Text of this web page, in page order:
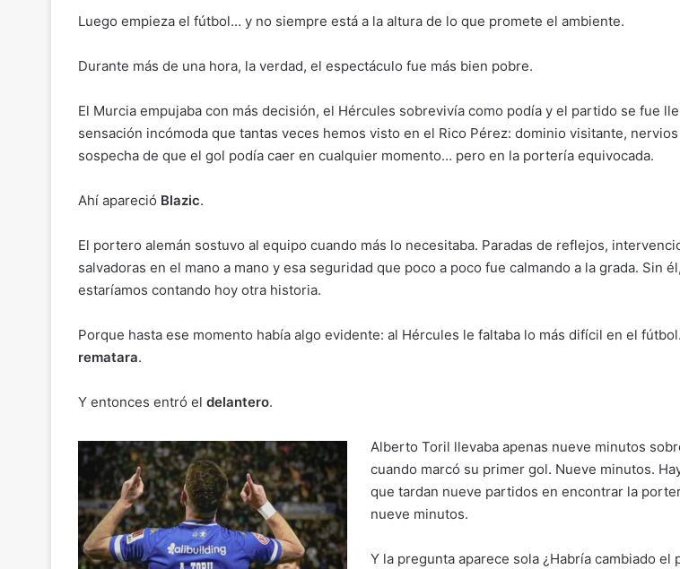
Li
n
k
b
o
k
A
p
a
ar
Luego empieza el fútbol… y no siempre está a la altura de lo que promete el ambiente.
Durante más de una hora, la verdad, el espectáculo fue más bien pobre.
El Murcia empujaba con más decisión, el Hércules sobrevivía como podía y el partido se fue
sensación incómoda que tantas veces hemos visto en el Rico Pérez: dominio visitante,
sospecha de que el gol podía caer en cualquier momento… pero en la portería equivocada.
Ahí apareció Blazic.
El portero alemán sostuvo al equipo cuando más lo necesitaba. Paradas de reflejos,
salvadoras en el mano a mano y esa seguridad que poco a poco fue calmando a la grada. Sin
estaríamos contando hoy otra historia.
Porque hasta ese momento había algo evidente: al Hércules le faltaba lo más difícil en el fútbol.
rematara.
Y entonces entró el delantero.
Alberto Toril llevaba apenas nueve minutos
cuando marcó su primer gol. Nueve minutos.
que tardan nueve partidos en encontrar la
nueve minutos.
Y la pregunta aparece sola ¿Habría cambiado el